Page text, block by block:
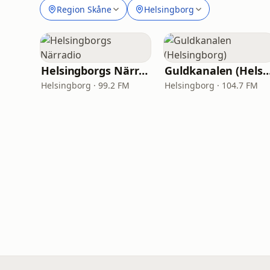
Region Skåne Helsingborg
Helsingborgs Närradio
Helsingborg · 99.2 FM
Guldkanalen
Helsingborg · 104.7 FM